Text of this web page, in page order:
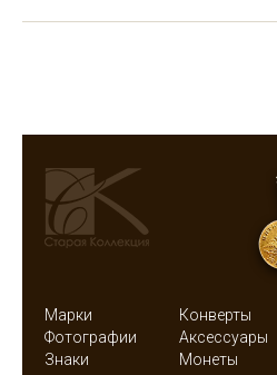
Марки Конверты
Фотографии
Аксессуары
Знаки
Монеты